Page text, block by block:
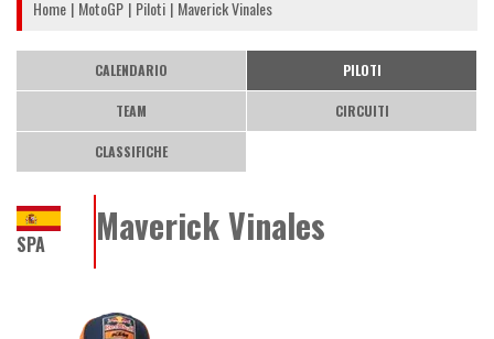
Home MotoGP Piloti Maverick Vinales
CALENDARIO PILOTI
TEAM CIRCUITI
CLASSIFICHE
Maverick Vinales
SPA